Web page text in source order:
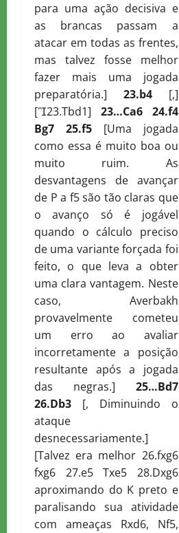
para uma ação decisiva e
as brancas passam a
atacar em todas as frentes,
mas talvez fosse melhor
fazer mais uma jogada
preparatória.] 23.b4 [,]
[23.Tbd1] 23…Ca6 24.f4
Bg7 25.f5 [Uma jogada
como essa é muito boa ou
muito ruim. As
desvantagens de avançar
de P a f5 são tão claras que
o avanço só é jogável
quando o cálculo preciso
de uma variante forçada foi
feito, o que leva a obter
uma clara vantagem. Neste
caso, Averbakh
provavelmente cometeu
um erro ao avaliar
incorretamente a posição
resultante após a jogada
das negras.] 25…Bd7
26.Db3 [, Diminuindo o
ataque
desnecessariamente.]
[Talvez era melhor 26.fxg6
fxg6 27.e5 Txe5 28.Dxg6
aproximando do K preto e
paralisando sua atividade
com ameaças Rxd6, Nf5,